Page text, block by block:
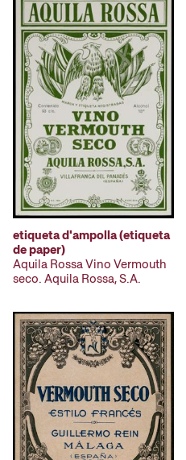
etiqueta d'ampolla (etiqueta
de paper)
Aquila Rossa Vino Vermouth
seco. Aquila Rossa, S.A.